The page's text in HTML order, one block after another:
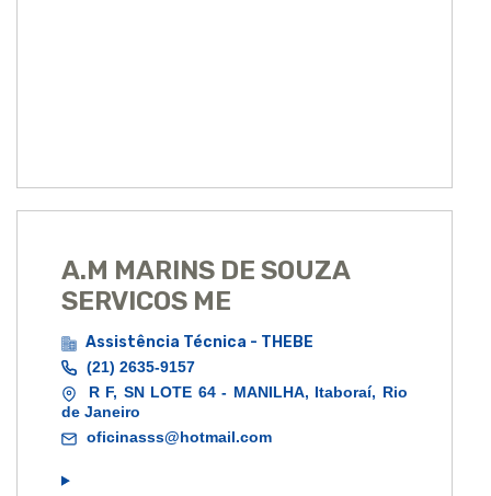
A.M MARINS DE SOUZA
SERVICOS ME
Assistência Técnica - THEBE
(21) 2635-9157
R F, SN LOTE 64 - MANILHA, Itaboraí, Rio
de Janeiro
oficinasss@hotmail.com